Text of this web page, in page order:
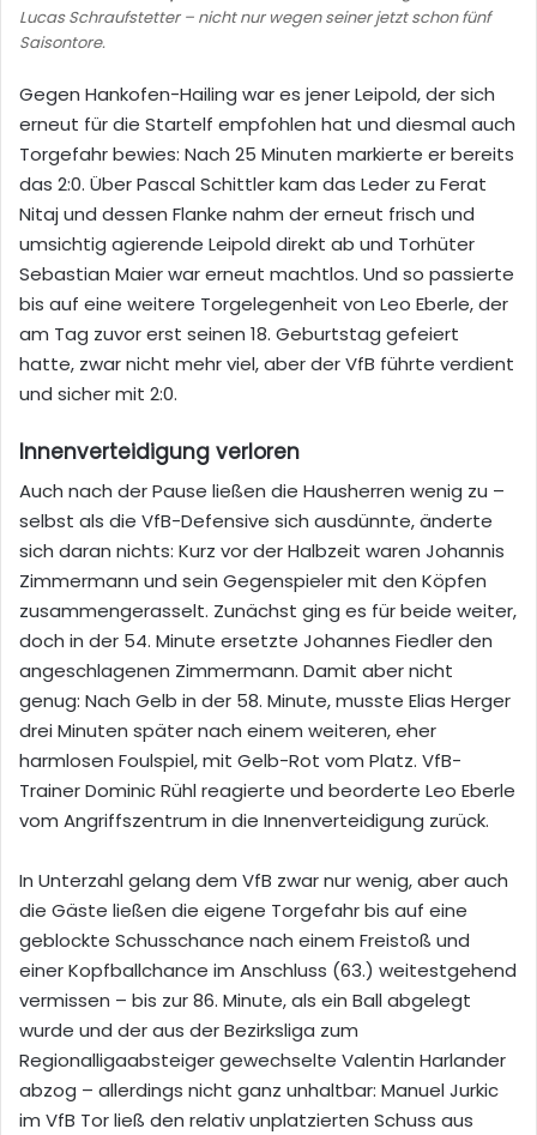
Lucas Schraufstetter – nicht nur wegen seiner jetzt schon fünf
Saisontore.
Gegen Hankofen-Hailing war es jener Leipold, der sich
erneut für die Startelf empfohlen hat und diesmal auch
Torgefahr bewies: Nach 25 Minuten markierte er bereits
das 2:0. Über Pascal Schittler kam das Leder zu Ferat
Nitaj und dessen Flanke nahm der erneut frisch und
umsichtig agierende Leipold direkt ab und Torhüter
Sebastian Maier war erneut machtlos. Und so passierte
bis auf eine weitere Torgelegenheit von Leo Eberle, der
am Tag zuvor erst seinen 18. Geburtstag gefeiert
hatte, zwar nicht mehr viel, aber der VfB führte verdient
und sicher mit 2:0.
Innenverteidigung verloren
Auch nach der Pause ließen die Hausherren wenig zu –
selbst als die VfB-Defensive sich ausdünnte, änderte
sich daran nichts: Kurz vor der Halbzeit waren Johannis
Zimmermann und sein Gegenspieler mit den Köpfen
zusammengerasselt. Zunächst ging es für beide weiter,
doch in der 54. Minute ersetzte Johannes Fiedler den
angeschlagenen Zimmermann. Damit aber nicht
genug: Nach Gelb in der 58. Minute, musste Elias Herger
drei Minuten später nach einem weiteren, eher
harmlosen Foulspiel, mit Gelb-Rot vom Platz. VfB-
Trainer Dominic Rühl reagierte und beorderte Leo Eberle
vom Angriffszentrum in die Innenverteidigung zurück.
In Unterzahl gelang dem VfB zwar nur wenig, aber auch
die Gäste ließen die eigene Torgefahr bis auf eine
geblockte Schusschance nach einem Freistoß und
einer Kopfballchance im Anschluss (63.) weitestgehend
vermissen – bis zur 86. Minute, als ein Ball abgelegt
wurde und der aus der Bezirksliga zum
Regionalligaabsteiger gewechselte Valentin Harlander
abzog – allerdings nicht ganz unhaltbar: Manuel Jurkic
im VfB Tor ließ den relativ unplatzierten Schuss aus